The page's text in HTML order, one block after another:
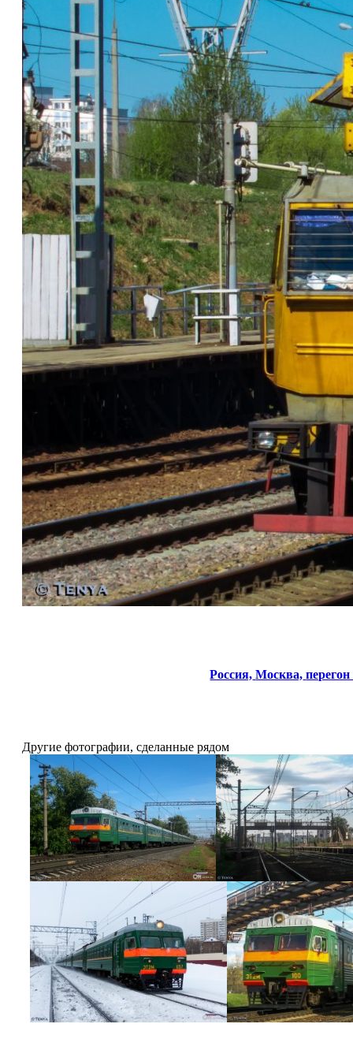
Россия, Москва,
Другие фотографии, сделанные рядом